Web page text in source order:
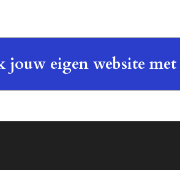
jouw eigen website met